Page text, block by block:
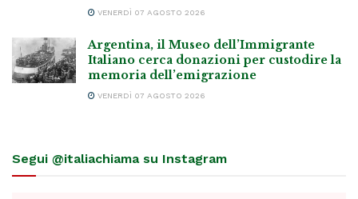
VENERDÌ 07 AGOSTO 2026
Argentina, il Museo dell’Immigrante
Italiano cerca donazioni per custodire la
memoria dell’emigrazione
VENERDÌ 07 AGOSTO 2026
Segui @italiachiama su Instagram